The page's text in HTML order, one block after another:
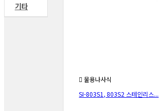
기타
물용나사식
SI-803S1, 803S2 스테인리스...